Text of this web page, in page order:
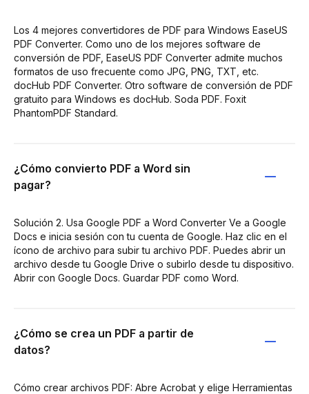
Los 4 mejores convertidores de PDF para Windows EaseUS
PDF Converter. Como uno de los mejores software de
conversión de PDF, EaseUS PDF Converter admite muchos
formatos de uso frecuente como JPG, PNG, TXT, etc.
docHub PDF Converter. Otro software de conversión de PDF
gratuito para Windows es docHub. Soda PDF. Foxit
PhantomPDF Standard.
¿Cómo convierto PDF a Word sin
pagar?
Solución 2. Usa Google PDF a Word Converter Ve a Google
Docs e inicia sesión con tu cuenta de Google. Haz clic en el
ícono de archivo para subir tu archivo PDF. Puedes abrir un
archivo desde tu Google Drive o subirlo desde tu dispositivo.
Abrir con Google Docs. Guardar PDF como Word.
¿Cómo se crea un PDF a partir de
datos?
Cómo crear archivos PDF: Abre Acrobat y elige Herramientas